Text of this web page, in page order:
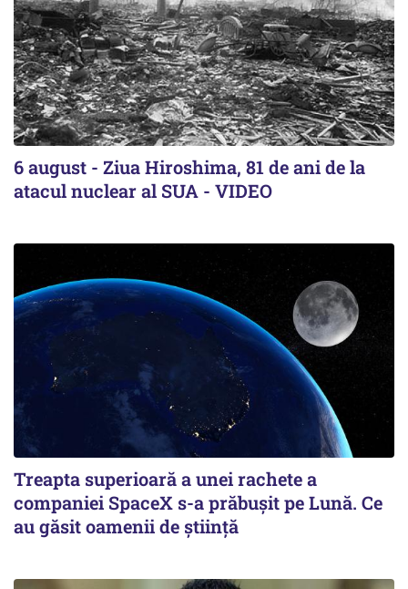
6 august - Ziua Hiroshima, 81 de ani de la
atacul nuclear al SUA - VIDEO
Treapta superioară a unei rachete a
companiei SpaceX s-a prăbușit pe Lună. Ce
au găsit oamenii de știință